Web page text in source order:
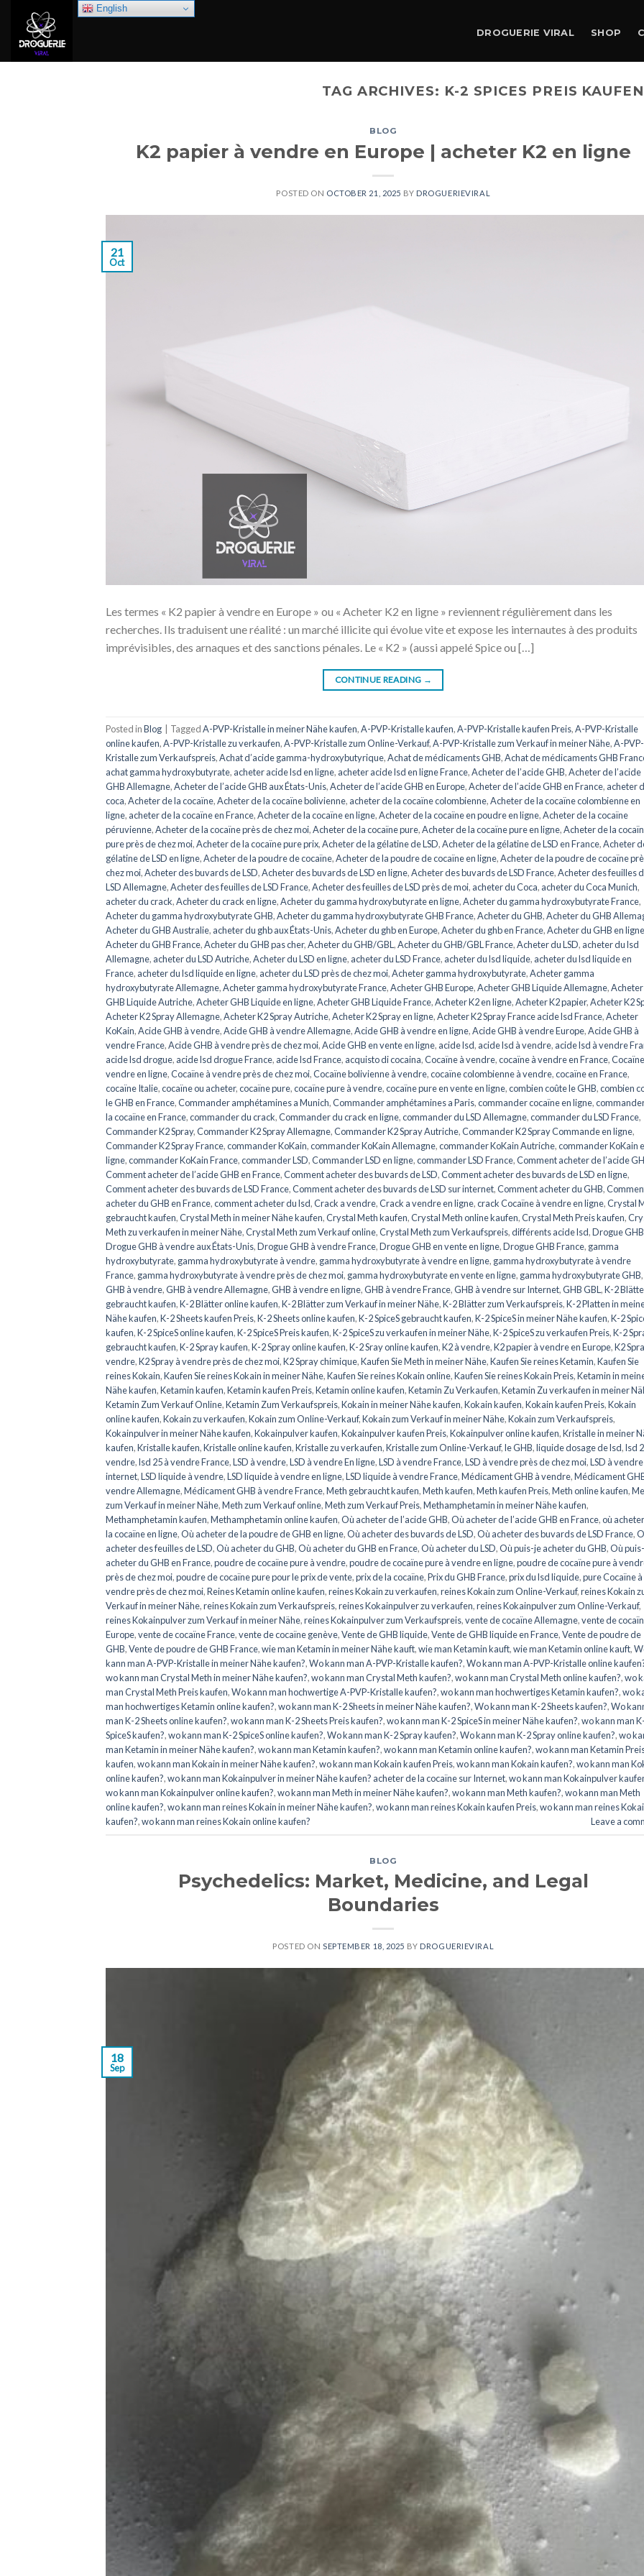
content
DROGUERIE VIRAL SHOP
TAG ARCHIVES: K-2 SPICES PREIS KAUFEN
BLOG
K2 papier à vendre en Europe | acheter K2 en ligne
POSTED ON OCTOBER 21, 2025 BY DROGUERIEVIRAL
21
Oct
Les termes « K2 papier à vendre en Europe » ou « Acheter K2 en ligne » reviennent régulièrement dans les
recherches. Ils traduisent une réalité : un marché illicite qui évolue vite et expose les internautes à des produits
imprévisibles, des arnaques et des sanctions pénales. Le « K2 » (aussi appelé Spice ou […]
CONTINUE READING →
Posted inBlog TaggedA-PVP-Kristalle in meiner Nähe kaufen,A-PVP-Kristalle kaufen,A-PVP-Kristalle kaufen Preis,A-PVP-Kristalle
online kaufen,A-PVP-Kristalle zu verkaufen,A-PVP-Kristalle zum Online-Verkauf,A-PVP-Kristalle zum Verkauf in meiner Nähe,A-PVP-
Kristalle zum Verkaufspreis,Achat d’acide gamma-hydroxybutyrique,Achat de médicaments GHB,Achat de médicaments GHB
achat gamma hydroxybutyrate, acheter acide lsd en ligne, acheter acide lsd en ligne France,Acheter de l’acide GHB,Acheter de l’acide
GHB Allemagne,Acheter de l’acide GHB aux États-Unis,Acheter de l’acide GHB en Europe,Acheter de l’acide GHB en France, acheter
coca,Acheter de la cocaïne,Acheter de la cocaïne bolivienne, acheter de la cocaïne colombienne,Acheter de la cocaïne colombienne en
ligne, acheter de la cocaïne en France,Acheter de la cocaïne en ligne,Acheter de la cocaïne en poudre en ligne,Acheter de la cocaïne
péruvienne,Acheter de la cocaïne près de chez moi,Acheter de la cocaïne pure,Acheter de la cocaïne pure en ligne,Acheter de la
pure près de chez moi,Acheter de la cocaïne pure prix,Acheter de la gélatine de LSD,Acheter de la gélatine de LSD en France,Acheter
gélatine de LSD en ligne,Acheter de la poudre de cocaïne,Acheter de la poudre de cocaïne en ligne,Acheter de la poudre de cocaïne
chez moi,Acheter des buvards de LSD,Acheter des buvards de LSD en ligne,Acheter des buvards de LSD France,Acheter des feuilles
LSD Allemagne,Acheter des feuilles de LSD France,Acheter des feuilles de LSD près de moi, acheter du Coca, acheter du Coca Munich,
acheter du crack,Acheter du crack en ligne,Acheter du gamma hydroxybutyrate en ligne,Acheter du gamma hydroxybutyrate France,
Acheter du gamma hydroxybutyrate GHB,Acheter du gamma hydroxybutyrate GHB France,Acheter du GHB,Acheter du GHB
Acheter du GHB Australie, acheter du ghb aux États-Unis,Acheter du ghb en Europe,Acheter du ghb en France,Acheter du GHB en ligne
Acheter du GHB France,Acheter du GHB pas cher,Acheter du GHB/GBL ,Acheter du GHB/GBL France,Acheter du LSD, acheter du lsd
Allemagne, acheter du LSD Autriche,Acheter du LSD en ligne, acheter du LSD France, acheter du lsd liquide, acheter du lsd liquide en
France, acheter du lsd liquide en ligne, acheter du LSD près de chez moi,Acheter gamma hydroxybutyrate,Acheter gamma
hydroxybutyrate Allemagne,Acheter gamma hydroxybutyrate France,Acheter GHB Europe,Acheter GHB Liquide Allemagne,Acheter
GHB Liquide Autriche,Acheter GHB Liquide en ligne,Acheter GHB Liquide France,Acheter K2 en ligne,Acheter K2 papier,Acheter K2
Acheter K2 Spray Allemagne,Acheter K2 Spray Autriche,Acheter K2 Spray en ligne,Acheter K2 Spray France acide lsd France,Acheter
KoKain,Acide GHB à vendre,Acide GHB à vendre Allemagne,Acide GHB à vendre en ligne,Acide GHB à vendre Europe,Acide GHB à
vendre France,Acide GHB à vendre près de chez moi,Acide GHB en vente en ligne, acide lsd, acide lsd à vendre, acide lsd à vendre
acide lsd drogue, acide lsd drogue France, acide lsd France, acquisto di cocaina,Cocaïne à vendre,cocaïne à vendre en France,
vendre en ligne,Cocaïne à vendre près de chez moi,Cocaïne bolivienne à vendre,cocaïne colombienne à vendre,cocaïne en France,
cocaïne Italie,cocaïne ou acheter,cocaïne pure,cocaïne pure à vendre,cocaïne pure en vente en ligne,combien coûte le GHB,combien
le GHB en France,Commander amphétamines a Munich,Commander amphétamines a Paris,commander cocaïne en ligne,
la cocaïne en France,commander du crack,Commander du crack en ligne,commander du LSD Allemagne,commander du LSD France,
Commander K2 Spray,Commander K2 Spray Allemagne,Commander K2 Spray Autriche,Commander K2 Spray Commande en ligne,
Commander K2 Spray France,commander KoKain,commander KoKain Allemagne,commander KoKain Autriche,commander KoKain
ligne,commander KoKain France,commander LSD,Commander LSD en ligne,commander LSD France,Comment acheter de l’acide
Comment acheter de l’acide GHB en France,Comment acheter des buvards de LSD,Comment acheter des buvards de LSD en ligne,
Comment acheter des buvards de LSD France,Comment acheter des buvards de LSD sur internet,Comment acheter du GHB,
acheter du GHB en France,comment acheter du lsd,Crack a vendre,Crack a vendre en ligne,crack Cocaïne à vendre en ligne,Crystal
gebraucht kaufen,Crystal Meth in meiner Nähe kaufen,Crystal Meth kaufen,Crystal Meth online kaufen,Crystal Meth Preis kaufen,
Meth zu verkaufen in meiner Nähe,Crystal Meth zum Verkauf online,Crystal Meth zum Verkaufspreis,différents acide lsd,Drogue GHB
Drogue GHB à vendre aux États-Unis,Drogue GHB à vendre France,Drogue GHB en vente en ligne,Drogue GHB France, gamma
hydroxybutyrate, gamma hydroxybutyrate à vendre, gamma hydroxybutyrate à vendre en ligne, gamma hydroxybutyrate à vendre
France, gamma hydroxybutyrate à vendre près de chez moi, gamma hydroxybutyrate en vente en ligne, gamma hydroxybutyrate GHB,
GHB à vendre,GHB à vendre Allemagne,GHB à vendre en ligne,GHB à vendre France,GHB à vendre sur Internet,GHB GBL ,K-2
gebraucht kaufen,K-2 Blätter online kaufen,K-2 Blätter zum Verkauf in meiner Nähe,K-2 Blätter zum Verkaufspreis,K-2 Platten in
Nähe kaufen,K-2 Sheets kaufen Preis,K-2 Sheets online kaufen,K-2 SpiceS gebraucht kaufen,K-2 SpiceS in meiner Nähe kaufen,K-2
kaufen,K-2 SpiceS online kaufen,K-2 SpiceS Preis kaufen,K-2 SpiceS zu verkaufen in meiner Nähe,K-2 SpiceS zu verkaufen Preis,K-2
gebraucht kaufen,K-2 Spray kaufen,K-2 Spray online kaufen,K-2 Sray online kaufen,K2 à vendre,K2 papier à vendre en Europe,K2
vendre,K2 Spray à vendre près de chez moi,K2 Spray chimique,Kaufen Sie Meth in meiner Nähe,Kaufen Sie reines Ketamin,Kaufen Sie
reines Kokain,Kaufen Sie reines Kokain in meiner Nähe,Kaufen Sie reines Kokain online,Kaufen Sie reines Kokain Preis,Ketamin in
Nähe kaufen,Ketamin kaufen,Ketamin kaufen Preis,Ketamin online kaufen,Ketamin Zu Verkaufen,Ketamin Zu verkaufen in meiner
Ketamin Zum Verkauf Online,Ketamin Zum Verkaufspreis,Kokain in meiner Nähe kaufen,Kokain kaufen,Kokain kaufen Preis,Kokain
online kaufen,Kokain zu verkaufen,Kokain zum Online-Verkauf,Kokain zum Verkauf in meiner Nähe,Kokain zum Verkaufspreis,
Kokainpulver in meiner Nähe kaufen,Kokainpulver kaufen,Kokainpulver kaufen Preis,Kokainpulver online kaufen,Kristalle in meiner
kaufen,Kristalle kaufen,Kristalle online kaufen,Kristalle zu verkaufen,Kristalle zum Online-Verkauf,le GHB,liquide dosage de lsd,lsd
vendre,lsd 25 à vendre France,LSD à vendre,LSD à vendre En ligne,LSD à vendre France,LSD à vendre près de chez moi,LSD à
internet,LSD liquide à vendre,LSD liquide à vendre en ligne,LSD liquide à vendre France,Médicament GHB à vendre,Médicament
vendre Allemagne,Médicament GHB à vendre France,Meth gebraucht kaufen,Meth kaufen,Meth kaufen Preis,Meth online kaufen,
zum Verkauf in meiner Nähe,Meth zum Verkauf online,Meth zum Verkauf Preis,Methamphetamin in meiner Nähe kaufen,
Methamphetamin kaufen,Methamphetamin online kaufen,Où acheter de l’acide GHB,Où acheter de l’acide GHB en France,où
la cocaïne en ligne,Où acheter de la poudre de GHB en ligne,Où acheter des buvards de LSD,Où acheter des buvards de LSD France,
acheter des feuilles de LSD,Où acheter du GHB,Où acheter du GHB en France,Où acheter du LSD,Où puis-je acheter du GHB,Où
acheter du GHB en France,poudre de cocaïne pure à vendre,poudre de cocaïne pure à vendre en ligne,poudre de cocaïne pure à
près de chez moi,poudre de cocaïne pure pour le prix de vente,prix de la cocaïne,Prix du GHB France,prix du lsd liquide,pure Cocaïne à
vendre près de chez moi,Reines Ketamin online kaufen,reines Kokain zu verkaufen,reines Kokain zum Online-Verkauf,reines Kokain
Verkauf in meiner Nähe,reines Kokain zum Verkaufspreis,reines Kokainpulver zu verkaufen,reines Kokainpulver zum Online-Verkauf,
reines Kokainpulver zum Verkauf in meiner Nähe,reines Kokainpulver zum Verkaufspreis,vente de cocaïne Allemagne,vente de
Europe,vente de cocaïne France,vente de cocaïne genève,Vente de GHB liquide,Vente de GHB liquide en France,Vente de poudre de
GHB,Vente de poudre de GHB France,wie man Ketamin in meiner Nähe kauft,wie man Ketamin kauft,wie man Ketamin online kauft,
kann man A-PVP-Kristalle in meiner Nähe kaufen?,Wo kann man A-PVP-Kristalle kaufen?,Wo kann man A-PVP-Kristalle online
wo kann man Crystal Meth in meiner Nähe kaufen?,wo kann man Crystal Meth kaufen?,wo kann man Crystal Meth online kaufen?,wo
man Crystal Meth Preis kaufen,Wo kann man hochwertige A-PVP-Kristalle kaufen?,wo kann man hochwertiges Ketamin kaufen?,wo
man hochwertiges Ketamin online kaufen?,wo kann man K-2 Sheets in meiner Nähe kaufen?,Wo kann man K-2 Sheets kaufen?,Wo
man K-2 Sheets online kaufen?,wo kann man K-2 Sheets Preis kaufen?,wo kann man K-2 SpiceS in meiner Nähe kaufen?,wo kann man
SpiceS kaufen?,wo kann man K-2 SpiceS online kaufen?,Wo kann man K-2 Spray kaufen?,Wo kann man K-2 Spray online kaufen?,wo
man Ketamin in meiner Nähe kaufen?,wo kann man Ketamin kaufen?,wo kann man Ketamin online kaufen?,wo kann man Ketamin
kaufen,wo kann man Kokain in meiner Nähe kaufen?,wo kann man Kokain kaufen Preis,wo kann man Kokain kaufen?,wo kann man
online kaufen?,wo kann man Kokainpulver in meiner Nähe kaufen? acheter de la cocaïne sur Internet,wo kann man Kokainpulver
wo kann man Kokainpulver online kaufen?,wo kann man Meth in meiner Nähe kaufen?,wo kann man Meth kaufen?,wo kann man Meth
online kaufen?,wo kann man reines Kokain in meiner Nähe kaufen?,wo kann man reines Kokain kaufen Preis,wo kann man reines
kaufen?,wo kann man reines Kokain online kaufen? Leave a
BLOG
Psychedelics: Market, Medicine, and Legal
Boundaries
POSTED ON SEPTEMBER 18, 2025 BY DROGUERIEVIRAL
18
Sep
English